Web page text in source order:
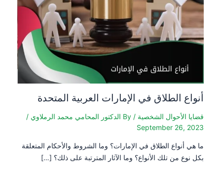
الطلاق في الإمارات العربية المتحدة
الشخصية/ By الدكتور المحامي محمد الرملاوي/
September
الطلاق في الإمارات؟ وما الشروط والأحكام المتعلقة
من تلك الأنواع؟ وما الآثار المترتبة على ذلك؟ […]